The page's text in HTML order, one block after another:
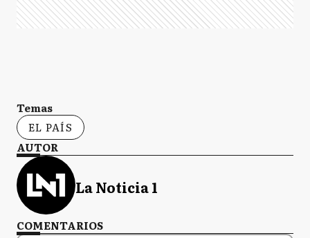
Temas
EL PAÍS
AUTOR
La Noticia 1
COMENTARIOS